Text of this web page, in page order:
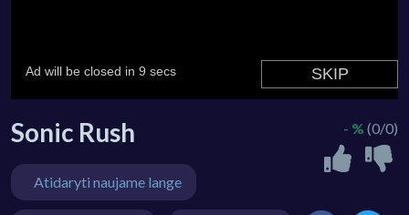
Sonic Rush - % (0/0)
Atidaryti naujame lange